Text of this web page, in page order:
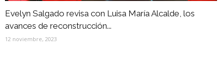
Evelyn Salgado revisa con Luisa María Alcalde, los
avances de reconstrucción...
12 noviembre, 2023